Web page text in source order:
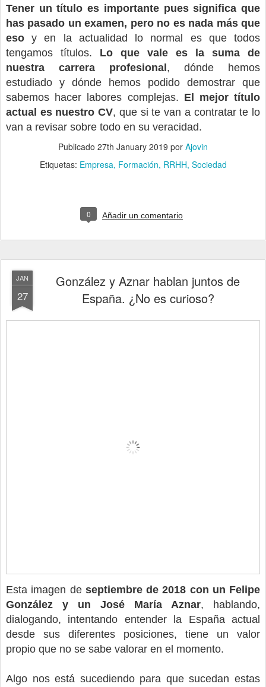
Tener un título es importante pues significa que
has pasado un examen, pero no es nada más que
eso y en la actualidad lo normal es que todos
tengamos títulos. Lo que vale es la suma de
nuestra carrera profesional , dónde hemos
estudiado y dónde hemos podido demostrar que
sabemos hacer labores complejas. El mejor título
actual es nuestro CV, que si te van a contratar te lo
van a revisar sobre todo en su veracidad.
Publicado 27th January 2019 por Ajovin
Etiquetas: Empresa Formación RRHH Sociedad
0 Añadir un comentario
JAN
27
González y Aznar hablan juntos de
España. ¿No es curioso?
Esta imagen de septiembre de 2018 con un Felipe
González y un José María Aznar, hablando,
dialogando, intentando entender la España actual
desde sus diferentes posiciones, tiene un valor
propio que no se sabe valorar en el momento.
Algo nos está sucediendo para que sucedan estas